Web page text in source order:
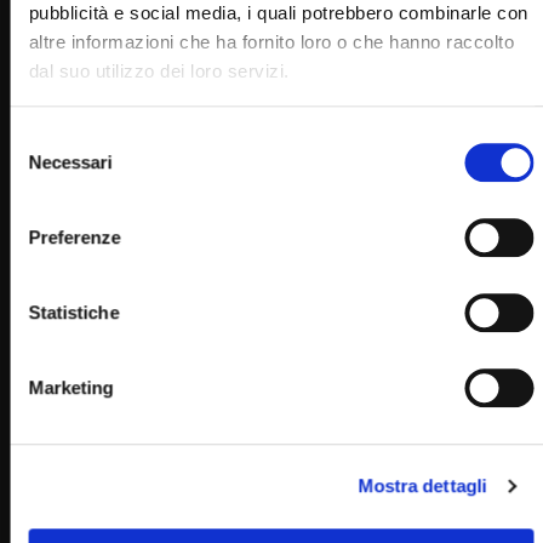
pubblicità e social media, i quali potrebbero combinarle con
altre informazioni che ha fornito loro o che hanno raccolto
dal suo utilizzo dei loro servizi.
delNecessari
Preferenze
Statistiche
Marketing
Mostra dettagli
59:17
ottobre 2022 (fr. Carlo M. Laborde)